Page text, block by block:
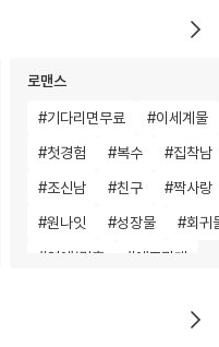
로맨스
#기다리면무료 #이세계물
#첫경험 #복수 #집착남
#조신남 #친구 #짝사랑
#원나잇 #성장물 #회귀
#연애/결혼 #애증관계
#